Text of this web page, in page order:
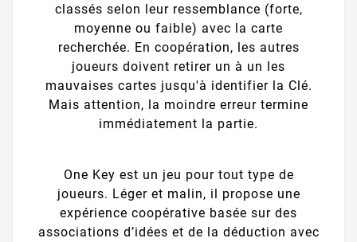
classés selon leur ressemblance (forte,
moyenne ou faible) avec la carte
recherchée. En coopération, les autres
joueurs doivent retirer un à un les
mauvaises cartes jusqu'à identifier la Clé.
Mais attention, la moindre erreur termine
immédiatement la partie.
One Key est un jeu pour tout type de
joueurs. Léger et malin, il propose une
expérience coopérative basée sur des
associations d’idées et de la déduction avec